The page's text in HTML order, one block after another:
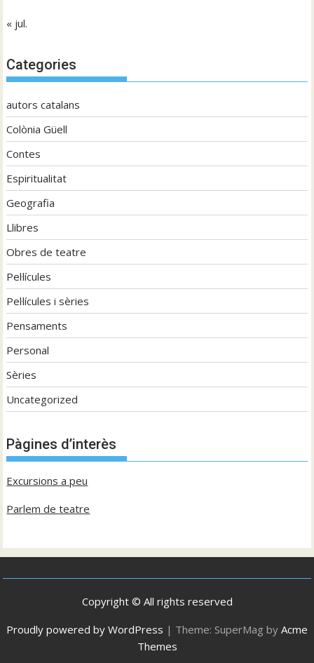
« jul.
Categories
autors catalans
Colònia Güell
Contes
Espiritualitat
Geografia
Llibres
Obres de teatre
Pel·lícules
Pel·lícules i sèries
Pensaments
Personal
Sèries
Uncategorized
Pàgines d’interès
Excursions a peu
Parlem de teatre
Copyright © All rights reserved
Proudly powered by WordPress | Theme: SuperMag by Acme
Themes